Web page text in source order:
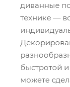
диванные
технике —
быстротой
можете